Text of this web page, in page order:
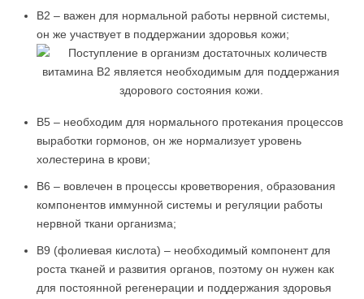
В2 – важен для нормальной работы нервной системы,
он же участвует в поддержании здоровья кожи;
В5 – необходим для нормального протекания процессов
выработки гормонов, он же нормализует уровень
холестерина в крови;
В6 – вовлечен в процессы кроветворения, образования
компонентов иммунной системы и регуляции работы
нервной ткани организма;
В9 (фолиевая кислота) – необходимый компонент для
роста тканей и развития органов, поэтому он нужен как
для постоянной регенерации и поддержания здоровья